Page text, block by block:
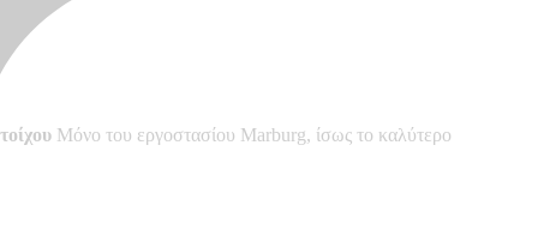
Μόνο του εργοστασίου Marburg, ίσως το καλύτερο